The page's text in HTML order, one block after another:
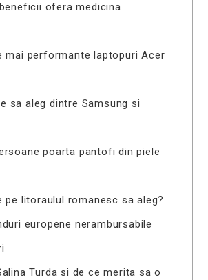
ofera medicina
mai performante laptopuri Acer
sa aleg dintre Samsung si
poarta pantofi din piele
pe litoraulul romanesc sa aleg?
europene nerambursabile
Turda si de ce merita sa o